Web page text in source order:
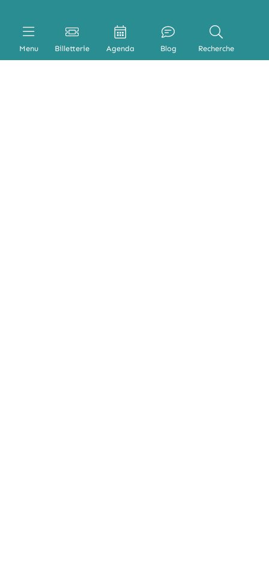
Menu Billetterie Agenda Blog Recherche